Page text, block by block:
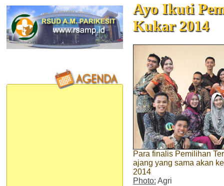
Ayo Ikuti
Kukar 2014
Para finalis Pemilihan
ajang yang sama akan
2014
Photo: Agri